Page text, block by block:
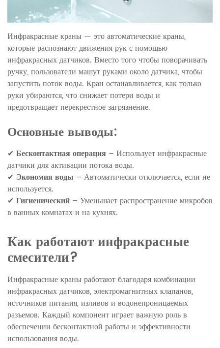
Инфракрасные краны — это автоматические краны,
которые распознают движения рук с помощью
инфракрасных датчиков. Вместо того чтобы поворачивать
ручку, пользователи машут руками около датчика, чтобы
запустить поток воды. Кран останавливается, как только
руки убираются, что снижает потери воды и
предотвращает перекрестное загрязнение.
Основные выводы:
✔ Бесконтактная операция – Использует инфракрасные
датчики для активации потока воды.
✔ Экономия воды – Автоматически отключается, если не
используется.
✔ Гигиенический – Уменьшает распространение микробов
в ванных комнатах и на кухнях.
Как работают инфракрасные
смесители?
Инфракрасные краны работают благодаря комбинации
инфракрасных датчиков, электромагнитных клапанов,
источников питания, изливов и водонепроницаемых
разъемов. Каждый компонент играет важную роль в
обеспечении бесконтактной работы и эффективности
использования воды.